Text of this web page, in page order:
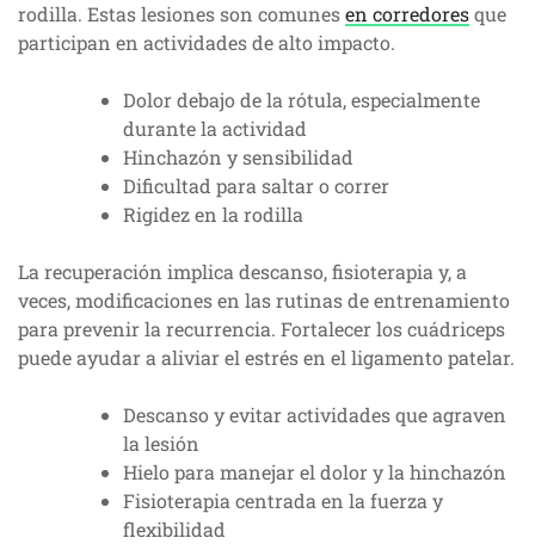
rodilla. Estas lesiones son comunesen corredoresque
participan en actividades de alto impacto.
Dolor debajo de la rótula, especialmente
durante la actividad
Hinchazón y sensibilidad
Dificultad para saltar o correr
Rigidez en la rodilla
La recuperación implica descanso, fisioterapia y, a
veces, modificaciones en las rutinas de entrenamiento
para prevenir la recurrencia. Fortalecer los cuádriceps
puede ayudar a aliviar el estrés en el ligamento patelar.
Descanso y evitar actividades que agraven
la lesión
Hielo para manejar el dolor y la hinchazón
Fisioterapia centrada en la fuerza y
flexibilidad